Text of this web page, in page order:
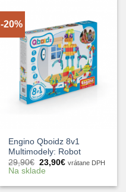
-20%
Engino Qboidz 8v1
Multimodely: Robot
29,90€ Pôvodná
cena
29,90€.
23,90€Aktuálna
23,90€.
vrátane DPH
Na sklade